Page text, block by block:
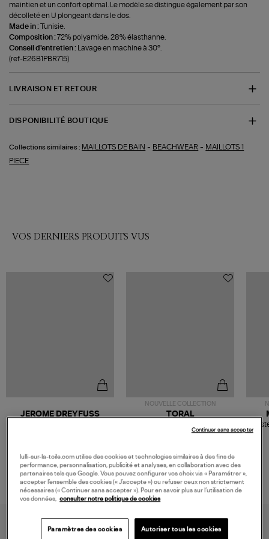
maintien et un confort optimal. Le modèle se distingue également par son
décolleté en U plongeant dans le dos.
Made in :Tunisie.
Composition :72% polyamide, 28% élasthanne.
Conseil d'entretien :
Lavage en machine à 30°.
(ref-E26B1PBR715)
LIVRAISON ET RETOUR
DISPONIBILITÉ BOUTIQUE
Collections similaires : MAILLOTS DE BAIN - BEACHWEAR - MAILLOTS 1
PIECE
VOS DERNIERS PRODUITS VUS
JEROME DREYFUSS
NOUVELLE COLLECTION
189,00 €
TORAL
Mousse
lulli-sur-la-toile.com utilise des cookies et technologies similaires à des fins de
performance, personnalisation, publicité et analyses, en collaboration avec des
partenaires tels que Google. Vous pouvez configurer vos choix via « Paramétrer »,
accepter l’ensemble des cookies (« J’accepte ») ou refuser ceux non strictement
nécessaires (« Continuer sans accepter »). Pour en savoir plus sur l’utilisation de
vos données,
consulter notre politique de cookies
Paramètres des cookies Autoriser tous les cookies
Continuer sans accepter